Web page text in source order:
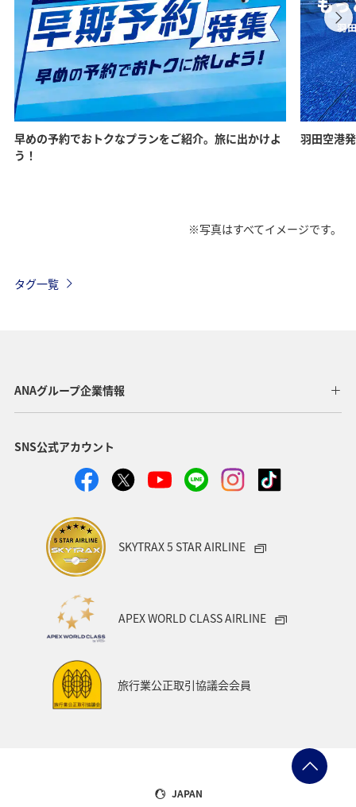
早めの予約でおトクなプランをご紹介。旅に出かけよ
う！
羽田空港
※写真はすべてイメージです。
タグ一覧
ANAグループ企業情報
SNS公式アカウント
SKYTRAX 5 STAR AIRLINE
APEX WORLD CLASS AIRLINE
旅行業公正取引協議会会員
JAPAN